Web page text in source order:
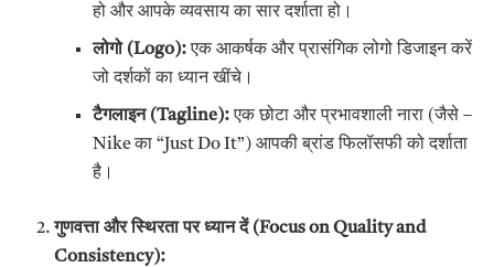
हो और आपके व्यवसाय का सार दर्शाता हो।
लोगो (Logo):एक आकर्षक और प्रासंगिक लोगो डिजाइन करें
जो दर्शकों का ध्यान खींचे।
टैगलाइन (Tagline):एक छोटा और प्रभावशाली नारा (जैसे –
Nike का “Just Do It”) आपकी ब्रांड फिलॉसफी को दर्शाता
है।
गुणवत्ता और स्थिरता पर ध्यान दें (Focus on Quality and
Consistency):